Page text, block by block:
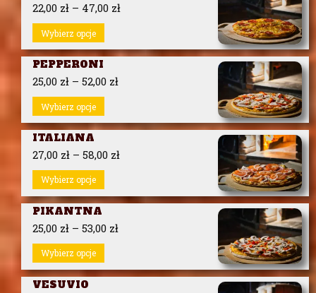
22,00 zł – 47,00 zł
Wybierz opcje
PEPPERONI
25,00 zł – 52,00 zł
Wybierz opcje
ITALIANA
27,00 zł – 58,00 zł
Wybierz opcje
PIKANTNA
25,00 zł – 53,00 zł
Wybierz opcje
VESUVIO